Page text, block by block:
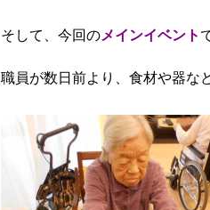
そして、今回のメインイベント
職員が数日前より、食材や器な